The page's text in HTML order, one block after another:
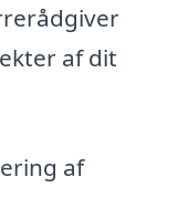
af dit
af